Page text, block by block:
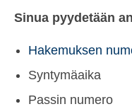
Sinua pyydetään
Hakemuksen
Syntymäaika
Passin numero